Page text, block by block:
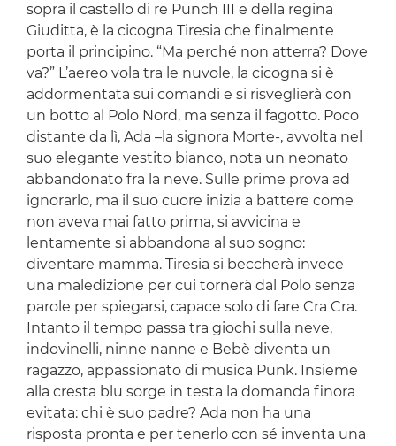
sopra il castello di re Punch III e della regina
Giuditta, è la cicogna Tiresia che finalmente
porta il principino. “Ma perché non atterra? Dove
va?” L’aereo vola tra le nuvole, la cicogna si è
addormentata sui comandi e si risveglierà con
un botto al Polo Nord, ma senza il fagotto. Poco
distante da lì, Ada –la signora Morte-, avvolta nel
suo elegante vestito bianco, nota un neonato
abbandonato fra la neve. Sulle prime prova ad
ignorarlo, ma il suo cuore inizia a battere come
non aveva mai fatto prima, si avvicina e
lentamente si abbandona al suo sogno:
diventare mamma. Tiresia si beccherà invece
una maledizione per cui tornerà dal Polo senza
parole per spiegarsi, capace solo di fare Cra Cra.
Intanto il tempo passa tra giochi sulla neve,
indovinelli, ninne nanne e Bebè diventa un
ragazzo, appassionato di musica Punk. Insieme
alla cresta blu sorge in testa la domanda finora
evitata: chi è suo padre? Ada non ha una
risposta pronta e per tenerlo con sé inventa una